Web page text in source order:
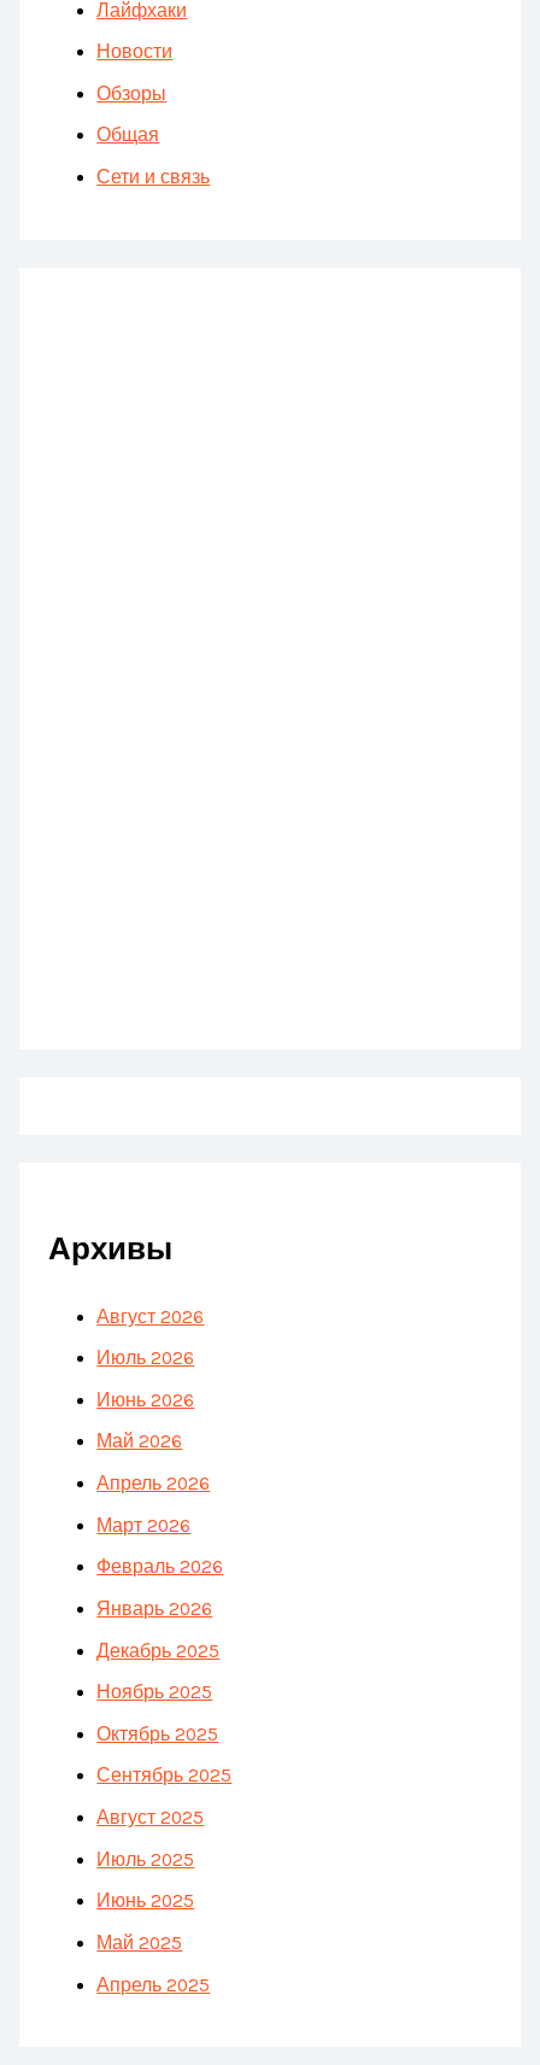
Лайфхаки
Новости
Обзоры
Общая
Сети и связь
Архивы
Август 2026
Июль 2026
Июнь 2026
Май 2026
Апрель 2026
Март 2026
Февраль 2026
Январь 2026
Декабрь 2025
Ноябрь 2025
Октябрь 2025
Сентябрь 2025
Август 2025
Июль 2025
Июнь 2025
Май 2025
Апрель 2025